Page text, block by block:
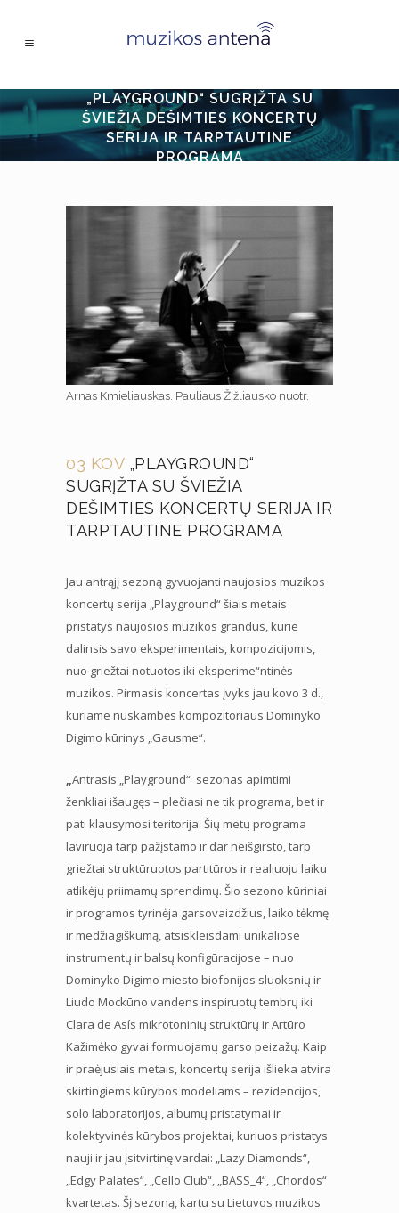
„PLAYGROUND“ SUGRĮŽTA SU
ŠVIEŽIA DEŠIMTIES KONCERTŲ
SERIJA IR TARPTAUTINE
PROGRAMA
Arnas Kmieliauskas. Pauliaus Žižliausko nuotr.
03 KOV„PLAYGROUND“
SUGRĮŽTA SU ŠVIEŽIA
DEŠIMTIES KONCERTŲ SERIJA IR
TARPTAUTINE PROGRAMA
Jau antrąjį sezoną gyvuojanti naujosios muzikos
koncertų serija „Playground“ šiais metais
pristatys naujosios muzikos grandus, kurie
dalinsis savo eksperimentais, kompozicijomis,
nuo griežtai notuotos iki eksperime“ntinės
muzikos. Pirmasis koncertas įvyks jau kovo 3 d.,
kuriame nuskambės kompozitoriaus Dominyko
Digimo kūrinys „Gausme“.
Antrasis „Playground“ sezonas apimtimi
ženkliai išaugęs – plečiasi ne tik programa, bet ir
pati klausymosi teritorija. Šių metų programa
laviruoja tarp pažįstamo ir dar neišgirsto, tarp
griežtai struktūruotos partitūros ir realiuoju laiku
atlikėjų priimamų sprendimų. Šio sezono kūriniai
ir programos tyrinėja garsovaizdžius, laiko tėkmę
ir medžiagiškumą, atsiskleisdami unikaliose
instrumentų ir balsų konfigūracijose – nuo
Dominyko Digimo miesto biofonijos sluoksnių ir
Liudo Mockūno vandens inspiruotų tembrų iki
Clara de Asís mikrotoninių struktūrų ir Artūro
Kažimėko gyvai formuojamų garso peizažų. Kaip
ir praėjusiais metais, koncertų serija išlieka atvira
skirtingiems kūrybos modeliams – rezidencijos,
solo laboratorijos, albumų pristatymai ir
kolektyvinės kūrybos projektai, kuriuos pristatys
nauji ir jau įsitvirtinę vardai: „Lazy Diamonds“,
„Edgy Palates“, „Cello Club“, „BASS_4“, „Chordos“
kvartetas. Šį sezoną, kartu su Lietuvos muzikos